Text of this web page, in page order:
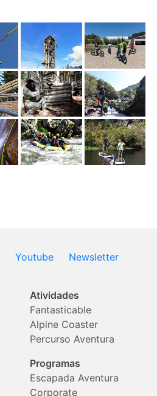
Youtube Newsletter
Atividades
Fantasticable
Alpine Coaster
Percurso Aventura
Programas
Escapada Aventura
Corporate